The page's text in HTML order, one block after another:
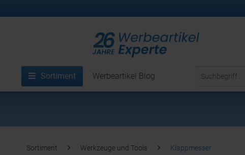
Sortiment Werbeartikel Blog
Sortiment Werkzeuge und Tools Klappmesser